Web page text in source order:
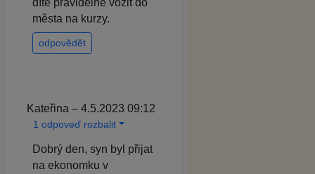
města na kurzy.
odpovědět
Kateřina – 4.5.2023 09:12
1 odpoveď rozbalit
Dobrý den, syn byl přijat
na ekonomku v